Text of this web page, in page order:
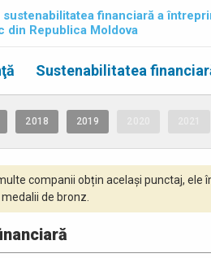
sustenabilitatea financiară a
din Republica Moldova
Sustenabilitatea
2018 2019
companii obțin același punctaj,
de bronz.